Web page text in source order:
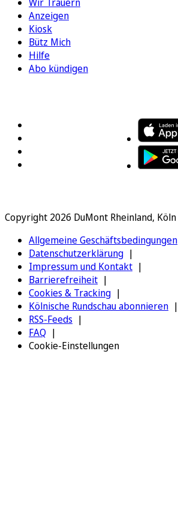
Anzeigen
Kiosk
Bütz Mich
Hilfe
Abo kündigen
Copyright 2026 DuMont Rheinland, Köln
Allgemeine Geschäftsbedingungen
Datenschutzerklärung
Impressum und Kontakt
Barrierefreiheit
Cookies & Tracking
Kölnische Rundschau abonnieren
RSS-Feeds
FAQ
Cookie-Einstellungen